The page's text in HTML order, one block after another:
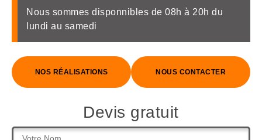
Nous sommes disponnibles de 08h à 20h du
lundi au samedi
NOS RÉALISATIONS NOUS CONTACTER
Devis gratuit